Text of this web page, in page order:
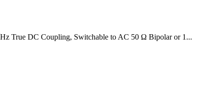
True DC Coupling, Switchable to AC 50 Ω Bipolar or 1...